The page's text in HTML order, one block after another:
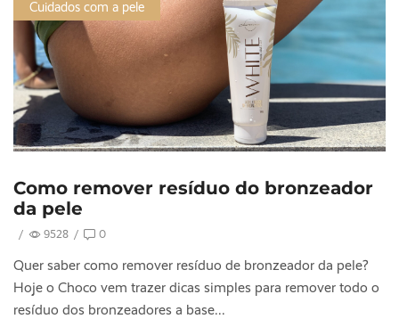
Cuidados com a pele
Como remover resíduo do bronzeador
da pele
/ 9528 / 0
Quer saber como remover resíduo de bronzeador da pele?
Hoje o Choco vem trazer dicas simples para remover todo o
resíduo dos bronzeadores a base...